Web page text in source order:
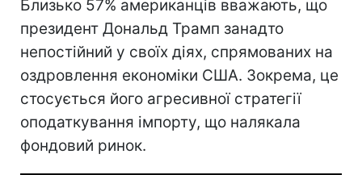
Близько 57% американців вважають, що
президент Дональд Трамп занадто
непостійний у своїх діях, спрямованих на
оздровлення економіки США. Зокрема, це
стосується його агресивної стратегії
оподаткування імпорту, що налякала
фондовий ринок.